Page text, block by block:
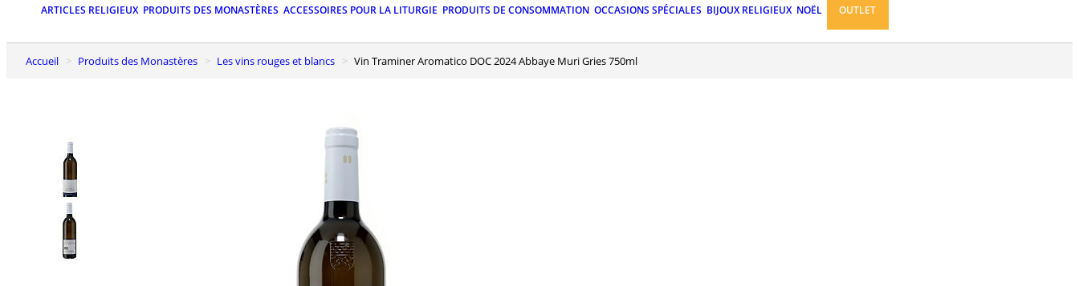
ARTICLES RELIGIEUX PRODUITS DES MONASTÈRES ACCESSOIRES POUR LA LITURGIE PRODUITS DE CONSOMMATION OCCASIONS SPÉCIALES BIJOUX RELIGIEUX NOËL OUTLET
Accueil Produits des Monastères Les vins rouges et blancs Vin Traminer Aromatico DOC 2024 Abbaye Muri Gries 750ml